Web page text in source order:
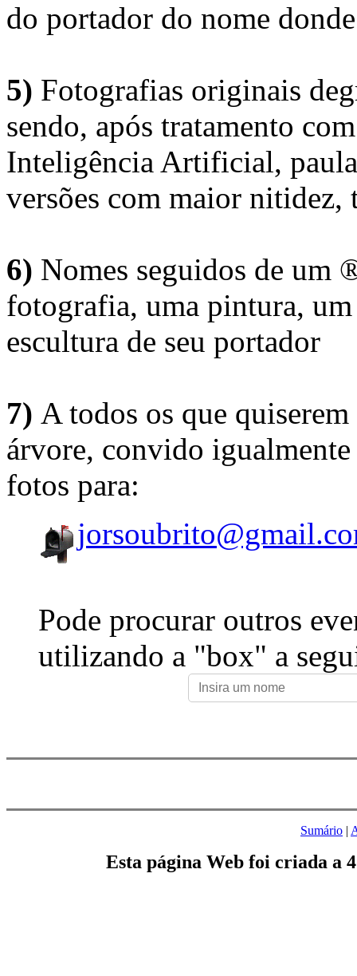
do portador do nome
5) Fotografias originais
sendo, após tratamento
Inteligência Artificial,
versões com maior nitidez,
6) Nomes seguidos de um
fotografia, uma pintura,
escultura de seu portador
7) A todos os que
árvore, convido
fotos para:
Pode procurar outros
utilizando a "box" a
Sumário |
Esta página Web foi criada a